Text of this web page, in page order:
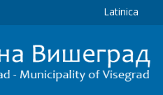
Latinica